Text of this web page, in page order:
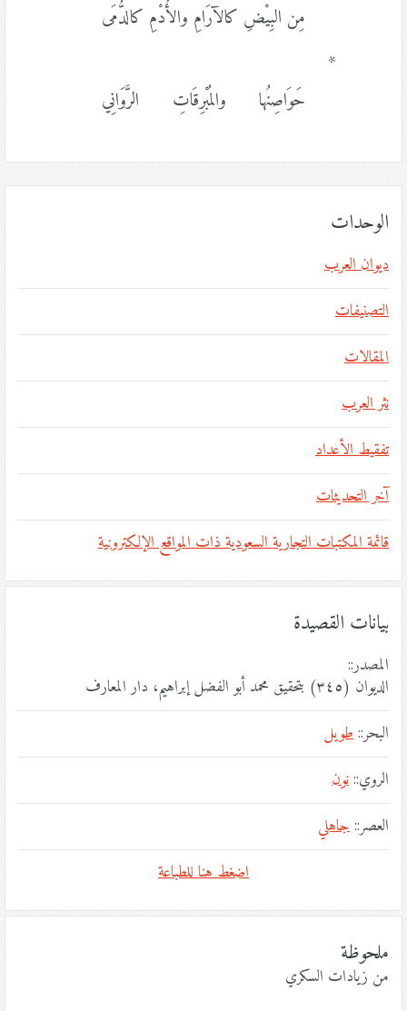
مِن البِيْضِ كالآرَامِ والأُدْمِ كالدُّمَى
*
حَوَاصِنُها والمُبْرِقَاتِ الرَّوَانِي
الوحدات
ديوان العرب
التصنيفات
المقالات
نثر العرب
تفقيط الأعداد
آخر التحديثات
قائمة المكتبات التجارية السعودية ذات المواقع الإلكترونية
بيانات القصيدة
المصدر::
الديوان (٣٤٥) بتحقيق محمد أبو الفضل إبراهيم، دار المعارف
البحر::طويل
الروي::نون
العصر::جاهلي
اضغط هنا للطباعة
ملحوظة
من زيادات السكري